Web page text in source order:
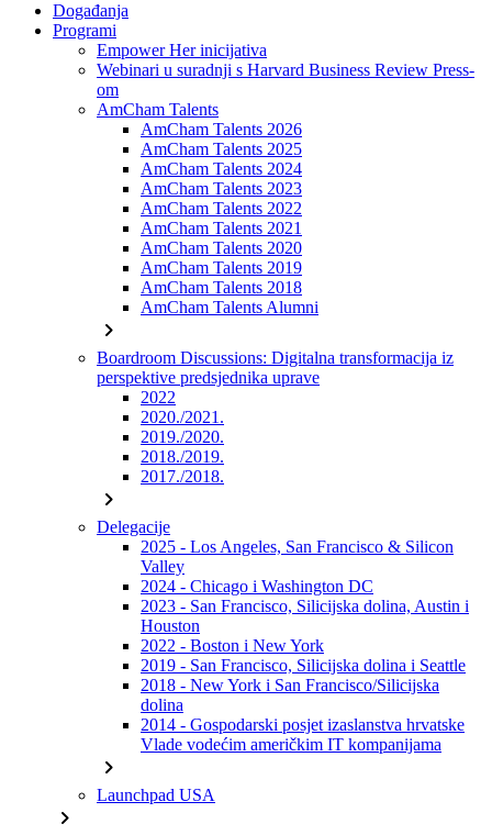
Događanja
Programi
Empower Her inicijativa
Webinari u suradnji s Harvard Business Review Press-
om
AmCham Talents
AmCham Talents 2026
AmCham Talents 2025
AmCham Talents 2024
AmCham Talents 2023
AmCham Talents 2022
AmCham Talents 2021
AmCham Talents 2020
AmCham Talents 2019
AmCham Talents 2018
AmCham Talents Alumni
chevron_right
Boardroom Discussions: Digitalna transformacija iz
perspektive predsjednika uprave
2022
2020./2021.
2019./2020.
2018./2019.
2017./2018.
chevron_right
Delegacije
2025 - Los Angeles, San Francisco & Silicon
Valley
2024 - Chicago i Washington DC
2023 - San Francisco, Silicijska dolina, Austin i
Houston
2022 - Boston i New York
2019 - San Francisco, Silicijska dolina i Seattle
2018 - New York i San Francisco/Silicijska
dolina
2014 - Gospodarski posjet izaslanstva hrvatske
Vlade vodećim američkim IT kompanijama
chevron_right
Launchpad USA
chevron_right